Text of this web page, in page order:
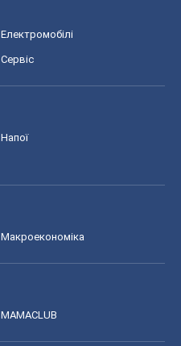
Електромобілі
Сервіс
Напої
Макроекономіка
MAMACLUB